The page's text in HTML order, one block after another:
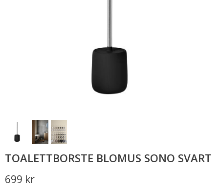
TOALETTBORSTE BLOMUS SONO SVART
699 kr